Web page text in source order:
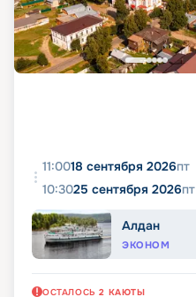
11:0018 сентября 2026пт
10:3025 сентября 2026пт
Алдан
ЭКОНОМ
ОСТАЛОСЬ 2 КАЮТЫ